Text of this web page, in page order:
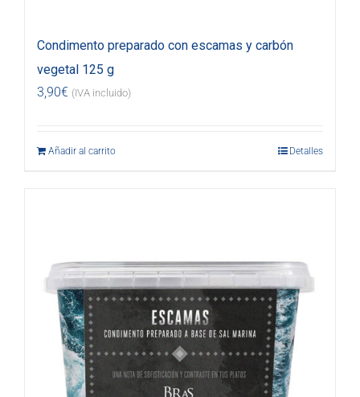
Condimento preparado con escamas y carbón
vegetal 125 g
3,90€ (IVA incluido)
Añadir al carrito Detalles